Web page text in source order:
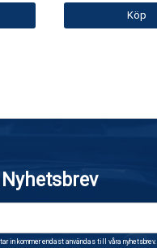
Köp
Nyhetsbrev
in kommer endast användas till våra nyhetsbrev.